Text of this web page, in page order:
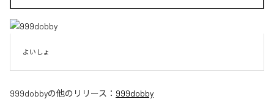
よいしょ
999dobbyの他のリリース： 999dobby